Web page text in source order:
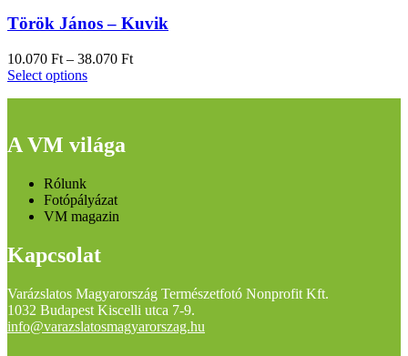
Török János – Kuvik
10.070 Ft – 38.070 Ft
Select options
A VM világa
Rólunk
Fotópályázat
VM magazin
Kapcsolat
Varázslatos Magyarország Természetfotó Nonprofit Kft.
1032 Budapest Kiscelli utca 7-9.
info@varazslatosmagyarorszag.hu